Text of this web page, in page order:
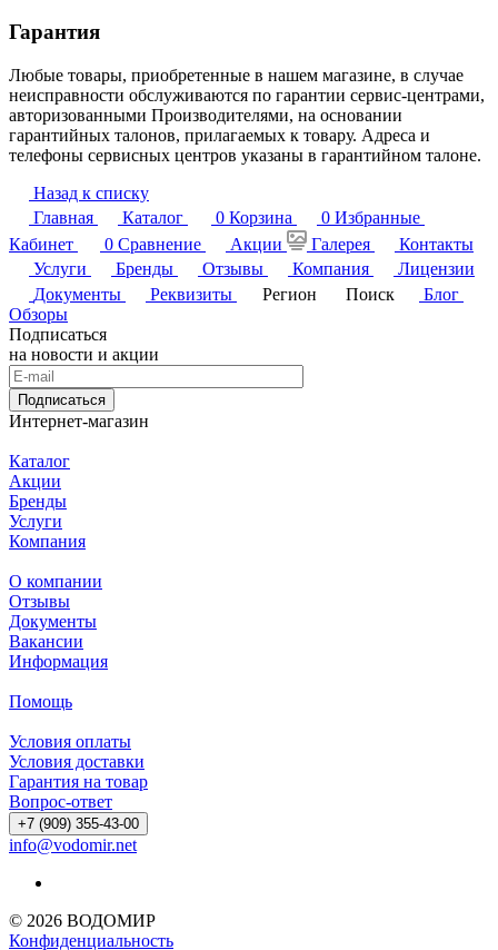
Гарантия
Любые товары, приобретенные в нашем магазине, в случае
неисправности обслуживаются по гарантии сервис-центрами,
авторизованными Производителями, на основании
гарантийных талонов, прилагаемых к товару. Адреса и
телефоны сервисных центров указаны в гарантийном талоне.
Назад к списку
Главная
Каталог 0 Корзина 0 Избранные
Кабинет
0 Сравнение Акции Галерея
Контакты
Услуги
Бренды Отзывы Компания
Лицензии
Документы
Реквизиты Регион Поиск
Блог
Обзоры
Подписаться
на новости и акции
Подписаться
Интернет-магазин
Каталог
Акции
Бренды
Услуги
Компания
О компании
Отзывы
Документы
Вакансии
Информация
Помощь
Условия оплаты
Условия доставки
Гарантия на товар
Вопрос-ответ
+7 (909) 355-43-00
info@vodomir.net
© 2026 ВОДОМИР
Конфиденциальность